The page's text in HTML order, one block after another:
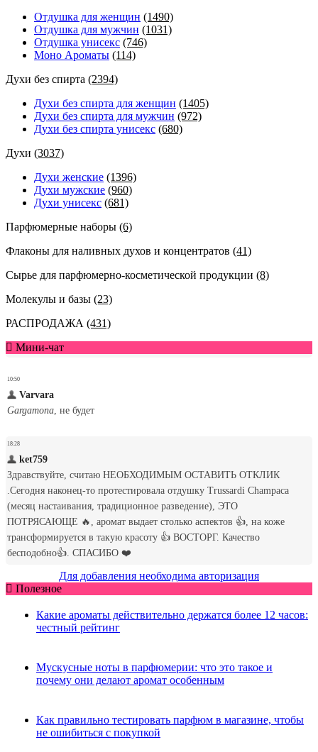
Отдушка для женщин (1490)
Отдушка для мужчин (1031)
Отдушка унисекс (746)
Моно Ароматы (114)
Духи без спирта (2394)
Духи без спирта для женщин (1405)
Духи без спирта для мужчин (972)
Духи без спирта унисекс (680)
Духи (3037)
Духи женские (1396)
Духи мужские (960)
Духи унисекс (681)
Парфюмерные наборы (6)
Флаконы для наливных духов и концентратов (41)
Сырье для парфюмерно-косметической продукции (8)
Молекулы и базы (23)
РАСПРОДАЖА (431)
Мини-чат
Для добавления необходима авторизация
Полезное
Какие ароматы действительно держатся более 12 часов:
честный рейтинг
Мускусные ноты в парфюмерии: что это такое и
почему они делают аромат особенным
Как правильно тестировать парфюм в магазине, чтобы
не ошибиться с покупкой